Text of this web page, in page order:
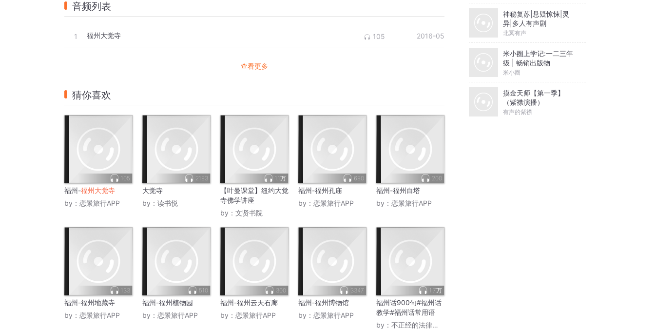
音频列表
1 福州大觉寺 105 2016-05
查看更多
猜你喜欢
105
福州-福州大觉寺
by： 恋景旅行APP
2193
大觉寺
by： 读书悦
1.1万
【叶曼课堂】纽约大觉
寺佛学讲座
by： 文贤书院
690
福州-福州孔庙
by： 恋景旅行APP
200
福州-福州白塔
by： 恋景旅行APP
133
福州-福州地藏寺
by： 恋景旅行APP
510
福州-福州植物园
by： 恋景旅行APP
300
福州-福州云天石廊
by： 恋景旅行APP
3347
福州-福州博物馆
by： 恋景旅行APP
1.7万
福州话900句#福州话
教学#福州话常用语
by： 不正经的法律主播
神秘复苏|悬疑惊悚|灵
异|多人有声剧
北冥有声
米小圈上学记:一二三年
级 | 畅销出版物
米小圈
摸金天师【第一季】
（紫襟演播）
有声的紫襟